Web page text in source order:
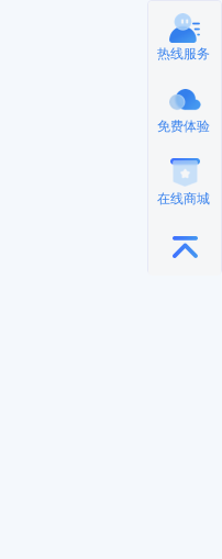
热线服务
免费体验
在线商城